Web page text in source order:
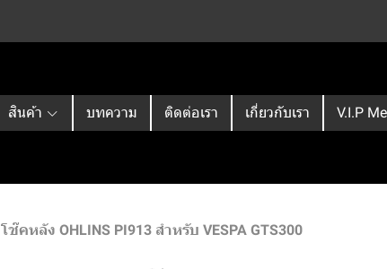
สินค้า บทความ ติดต่อเรา เกี่ยวกับเรา V.I.P
โช๊คหลัง OHLINS PI913 สำหรับ VESPA GTS300